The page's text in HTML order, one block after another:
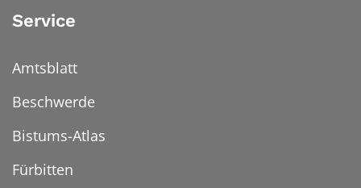
Service
Amtsblatt
Beschwerde
Bistums-Atlas
Fürbitten